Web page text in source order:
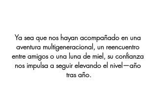
Ya sea que nos hayan acompañado en una
aventura multigeneracional, un reencuentro
entre amigos o una luna de miel, su confianza
nos impulsa a seguir elevando el nivel—año
tras año.